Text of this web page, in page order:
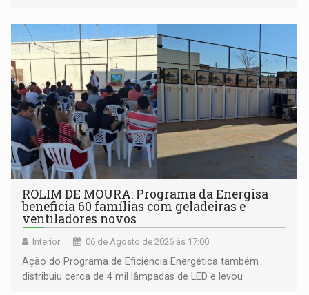
ROLIM DE MOURA: Programa da Energisa
beneficia 60 famílias com geladeiras e
ventiladores novos
Interior 06 de Agosto de 2026 às 17:00
Ação do Programa de Eficiência Energética também
distribuiu cerca de 4 mil lâmpadas de LED e levou